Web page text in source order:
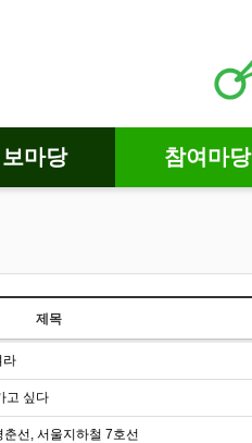
마당 참여마당
제목
라
고 싶다
선, 서울지하철 7호선